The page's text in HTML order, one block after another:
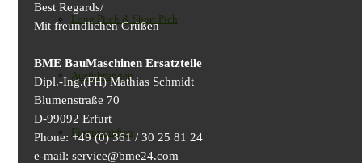
Long Pitch & Short Pich
Ausführungen
Eigenschaften
Best Regards/
Mit freundlichen Grüßen
BME BauMaschinen Ersatzteile
Dipl.-Ing.(FH) Mathias Schmidt
Blumenstraße 70
D-99092 Erfurt
Phone: +49 (0) 361 / 30 25 81 24
e-mail: service@bme24.com